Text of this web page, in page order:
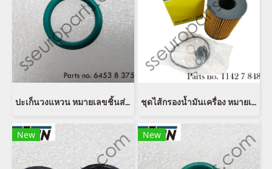
ปะเก็นวงแหวน หมายเลขชิ้นส่วน: 64538375742 8375742 64530141213 0141213 54530152467 0152467 EUSTEIN ชุดไส้กรองน้ำมันเครื่อง หมายเลขชิ้นส่วน: 11427848321 7848321 11427583220 7583220 Mann Filter HU 8007 z KIT
New New